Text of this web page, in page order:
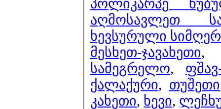
პოლიკარპე
აღმოსავლეთ
ხევსურული
მესხეთ-ჯავახეთი
სამეგრელო,
ქალაქური, თუშეთი
კახეთი, ხევი,